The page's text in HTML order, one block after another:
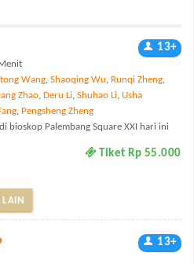
13+
Wang, Shaoqing Wu, Runqi Zheng,
Zhao, Deru Li, Shuhao Li, Usha
, Pengsheng Zheng
bioskop Palembang Square XXI hari ini
Tiket Rp 55.000
LAIN
13+